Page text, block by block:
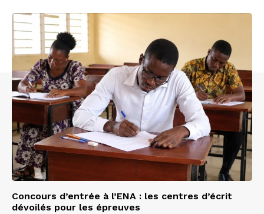
Concours d’entrée à l’ENA : les centres d’écrit
dévoilés pour les épreuves